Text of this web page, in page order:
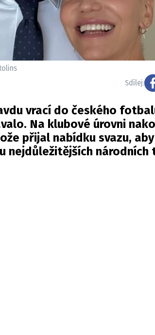
Sdílej:
vrací do českého
Na klubové úrovni
přijal nabídku svazu,
nejdůležitějších národních